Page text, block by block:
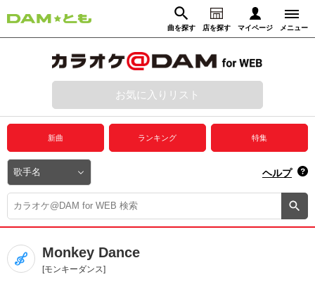
曲を探す 店を探す マイページ メニュー
動画からさがす 録音からさがす
ログイン
プレミアムサービス
DAM★とも動画
DAM★とも録音
カラオケ＠DAM
ユーザー検索
お気に入りリスト
新曲 ランキング 特集
ヘルプ
Monkey Dance
[モンキーダンス]